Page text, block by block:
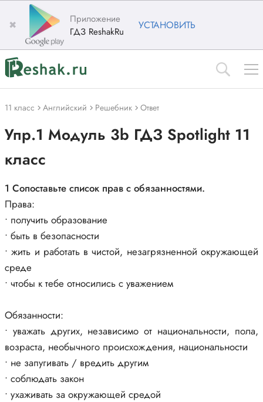
✖
Приложение
ГДЗ ReshakRu
УСТАНОВИТЬ
11 класс Английский Решебник Ответ
Упр.1 Модуль 3b ГДЗ Spotlight 11
класс
1 Сопоставьте список прав с обязанностями.
Права:
• получить образование
• быть в безопасности
• жить и работать в чистой, незагрязненной окружающей
среде
• чтобы к тебе относились с уважением
Обязанности:
• уважать других, независимо от национальности, пола,
возраста, необычного происхождения, национальности
• не запугивать / вредить другим
• соблюдать закон
• ухаживать за окружающей средой